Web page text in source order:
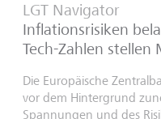
LGT Navigator
Inflationsrisiken
Tech-Zahlen stellen
Die Europäische
vor dem Hintergrund
Spannungen und des